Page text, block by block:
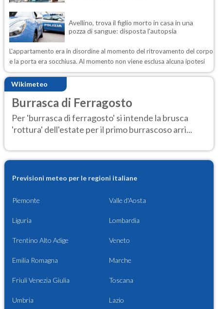
Avellino, trova il figlio morto in casa in una
pozza di sangue: disposta l'autopsia
L'appartamento era in disordine al momento del ritrovamento del corpo
e la porta era socchiusa. Al momento non viene esclusa alcuna ipotesi
Wikimeteo
Burrasca di Ferragosto
Per 'burrasca di ferragosto' si intende la brusca
'rottura' dell'estate per il primo burrascoso arri...
Previsioni meteo per le regioni italiane
Piemonte Valle d'Aosta
Liguria Lombardia
Trentino Alto Adige Veneto
Emilia Romagna Marche
Friuli Venezia Giulia Toscana
Umbria Lazio